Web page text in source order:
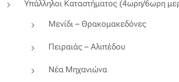
Υπάλληλοι Καταστήματος (4ωρη/6ωρη
Μενίδι – Θρακομακεδόνες
Πειραιάς – Αλιπέδου
Νέα Μηχανιώνα